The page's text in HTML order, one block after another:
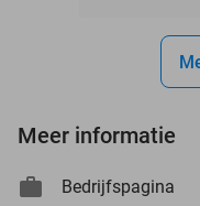
Meer informatie
Bedrijfspagina